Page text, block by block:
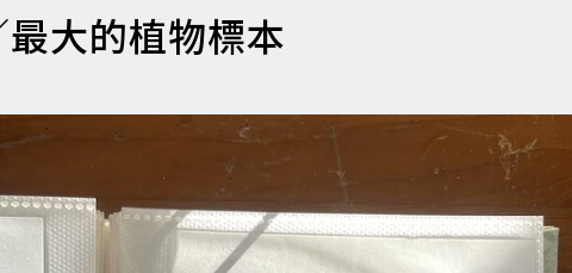
最大的植物標本